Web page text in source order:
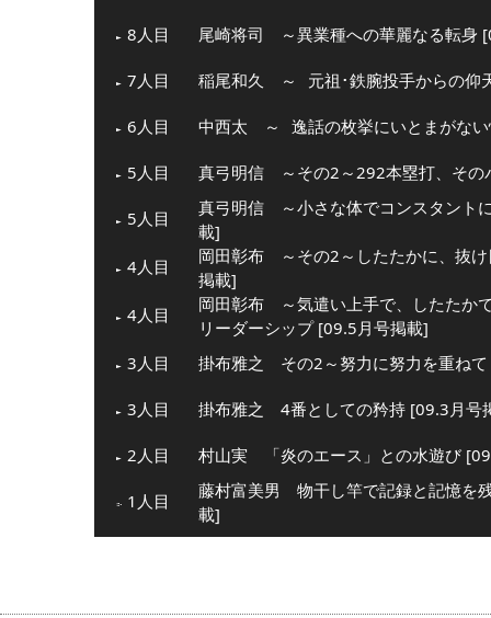
8人目 尾崎将司 ～異業種への華麗なる転身
7人目 稲尾和久 ～ 元祖･鉄腕投手からの仰
6人目 中西太 ～ 逸話の枚挙にいとまがな
5人目 真弓明信 ～その2～292本塁打、その
5人目
真弓明信 ～小さな体でコンスタント
載]
4人目
岡田彰布 ～その2～したたかに、抜
掲載]
4人目
岡田彰布 ～気遣い上手で、したたか
リーダーシップ [09.5月号掲載]
3人目
掛布雅之 その2～努力に努力を重ね
3人目 掛布雅之 4番としての矜持 [09.3月号
2人目 村山実 「炎のエース」との水遊び
1人目
藤村富美男 物干し竿で記録と記憶を
載]